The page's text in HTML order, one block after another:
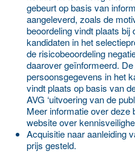
gebeurt op basis van
aangeleverd, zoals de
beoordeling vindt plaats bij
kandidaten in het
de risicobeoordeling
daarover geïnformeerd.
persoonsgegevens in het
vindt plaats op basis van
AVG ‘uitvoering van de
Meer informatie over deze
website over
Acquisitie naar aanleiding
prijs gesteld.